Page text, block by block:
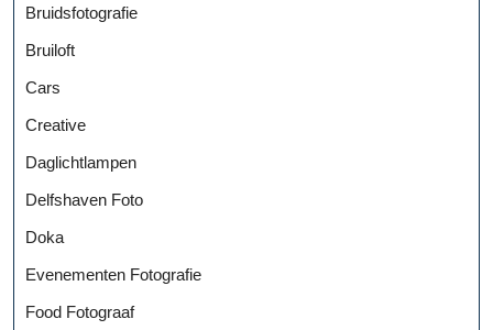
Bruidsfotografie
Bruiloft
Cars
Creative
Daglichtlampen
Delfshaven Foto
Doka
Evenementen Fotografie
Food Fotograaf